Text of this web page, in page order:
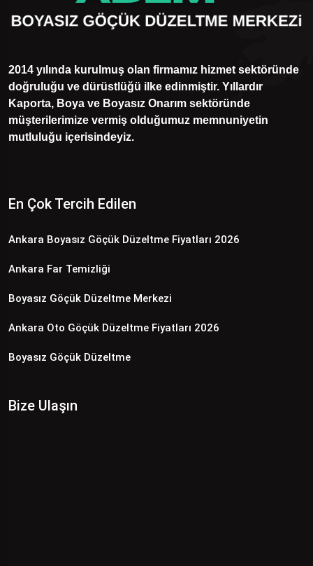
2014 yılında kurulmuş olan firmamız hizmet sektöründe
doğruluğu ve dürüstlüğü ilke edinmiştir. Yıllardır
Kaporta, Boya ve Boyasız Onarım sektöründe
müşterilerimize vermiş olduğumuz memnuniyetin
mutluluğu içerisindeyiz.
En Çok Tercih Edilen
Ankara Boyasız Göçük Düzeltme Fiyatları 2026
Ankara Far Temizliği
Boyasız Göçük Düzeltme Merkezi
Ankara Oto Göçük Düzeltme Fiyatları 2026
Boyasız Göçük Düzeltme
Bize Ulaşın